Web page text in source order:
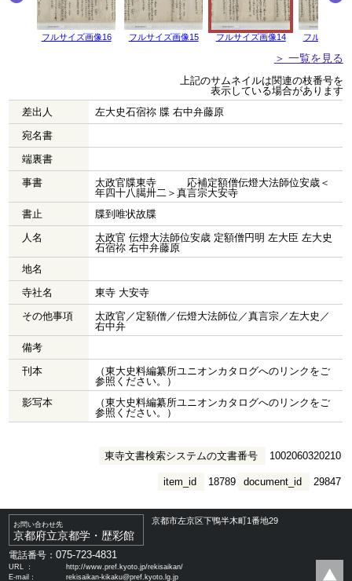
フルサイズ画像16 フルサイズ画像15 フルサイズ画像14 フルサイズ
＞ 一覧を見る
上記のサムネイルは関連の枝番号を
表示している場合があります
差出人
左大史石宿祢 牒 右中弁藤原
宛名書
端裏書
事書
太政官牒東寺 応補定額僧伝燈大法師位安歳＜
年四十八臈卅二＞真言宗大安寺
書止
牒到唯状故牒
人名
太政官 伝燈大法師位安歳 定額僧円明 左大臣 左大史
石宿祢 右中弁藤原
地名
寺社名
東寺 大安寺
その他事項
太政官／定額僧／伝燈大法師位／真言宗／左大史／
右中弁
備考
刊本
（東大史料編纂所ユニオンカタログへのリンクをご
参照ください。）
影写本
（東大史料編纂所ユニオンカタログへのリンクをご
参照ください。）
東寺文書検索システムの文書番号 1002060320210
document_id 29847
item_id 18789
お問い合わせ先
京都府立京都学・歴彩館
京都市左京区下鴨半木町1番地29
電話番号：075-723-4831
URL ：
http://www.pref.kyoto.jp/rekisaikan/
E-mail：
rekisaikan-kikaku@pref.kyoto.lg.jp